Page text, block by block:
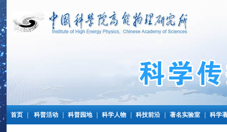
首页 科普活动 科普园地 科学人物 科技前沿 著名实验室 科学